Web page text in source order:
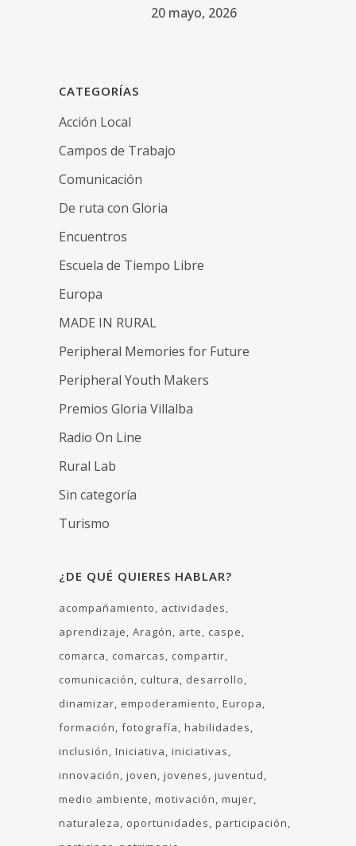
20 mayo, 2026
CATEGORÍAS
Acción Local
Campos de Trabajo
Comunicación
De ruta con Gloria
Encuentros
Escuela de Tiempo Libre
Europa
MADE IN RURAL
Peripheral Memories for Future
Peripheral Youth Makers
Premios Gloria Villalba
Radio On Line
Rural Lab
Sin categoría
Turismo
¿DE QUÉ QUIERES HABLAR?
acompañamiento
actividades
aprendizaje Aragón arte
caspe
comarca
comarcas
compartir
comunicación
cultura
desarrollo
dinamizar empoderamiento Europa
formación fotografía habilidades
inclusión Iniciativa iniciativas
innovación joven jovenes juventud
medio ambiente motivación mujer
naturaleza
oportunidades participación